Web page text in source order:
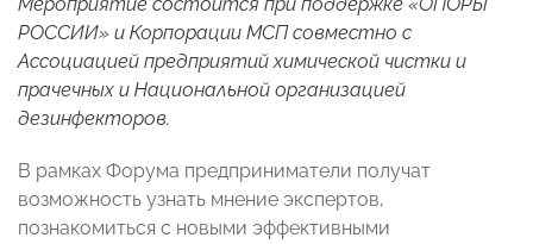
РОССИИ» и Корпорации МСП совместно с
Ассоциацией предприятий химической чистки и
прачечных и Национальной организацией
дезинфекторов.
В рамках Форума предприниматели получат
возможность узнать мнение экспертов,
познакомиться с новыми эффективными